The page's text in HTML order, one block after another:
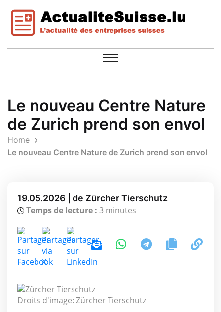
Le nouveau Centre Nature
de Zurich prend son envol
Home
Le nouveau Centre Nature de Zurich prend son envol
19.05.2026 | de Zürcher Tierschutz
Temps de lecture : 3 minutes
Droits d'image: Zürcher Tierschutz